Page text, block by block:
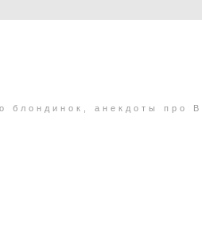
блондинок, анекдоты про